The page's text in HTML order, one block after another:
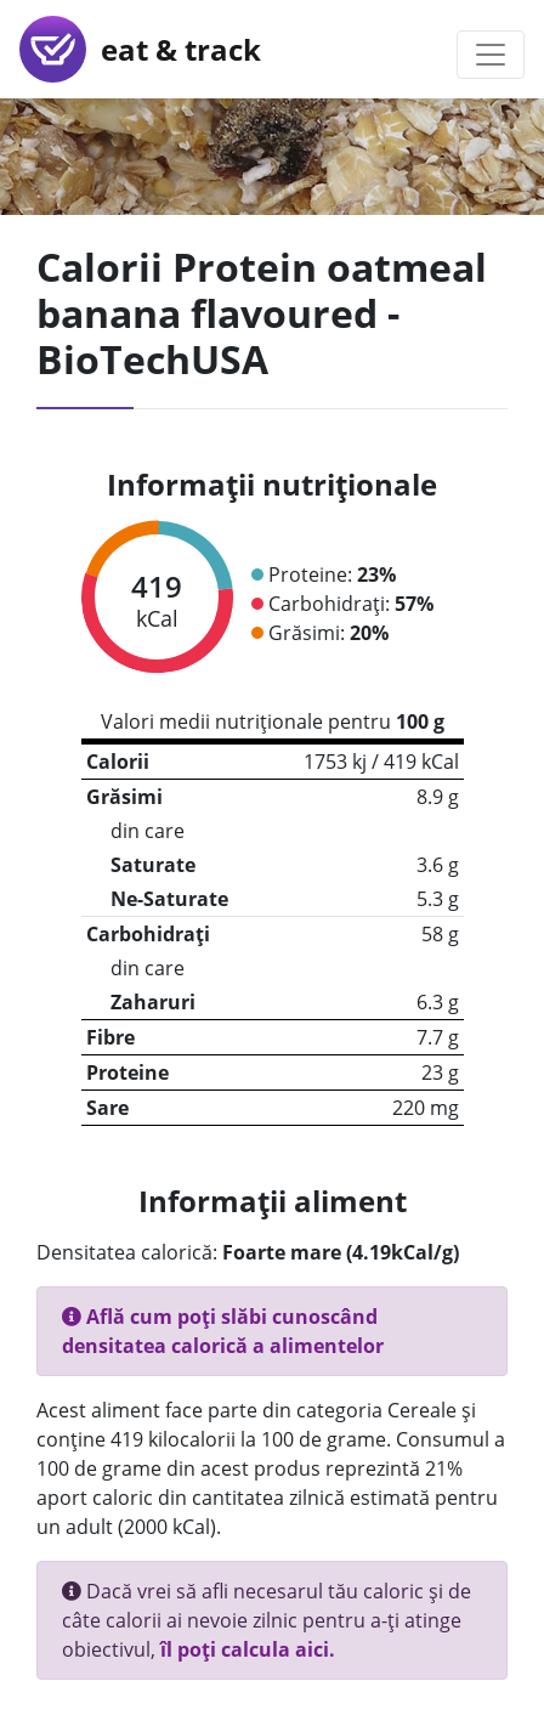
eat & track
Calorii Protein oatmeal
banana flavoured -
BioTechUSA
Informații nutriționale
419
kCal
Proteine: 23%
Carbohidrați: 57%
Grăsimi: 20%
Valori medii nutriționale pentru 100 g
Calorii
1753 kj / 419 kCal
Grăsimi
8.9 g
din care
Saturate
3.6 g
Ne-Saturate
5.3 g
Carbohidrați
58 g
din care
Zaharuri
6.3 g
Fibre
7.7 g
Proteine
23 g
Sare
220 mg
Informații aliment
Densitatea calorică: Foarte mare (4.19kCal/g)
Află cum poți slăbi cunoscând
densitatea calorică a alimentelor
Acest aliment face parte din categoria Cereale și
conține 419 kilocalorii la 100 de grame. Consumul a
100 de grame din acest produs reprezintă 21%
aport caloric din cantitatea zilnică estimată pentru
un adult (2000 kCal).
Dacă vrei să afli necesarul tău caloric și de
câte calorii ai nevoie zilnic pentru a-ți atinge
obiectivul,îl poți calcula aici.